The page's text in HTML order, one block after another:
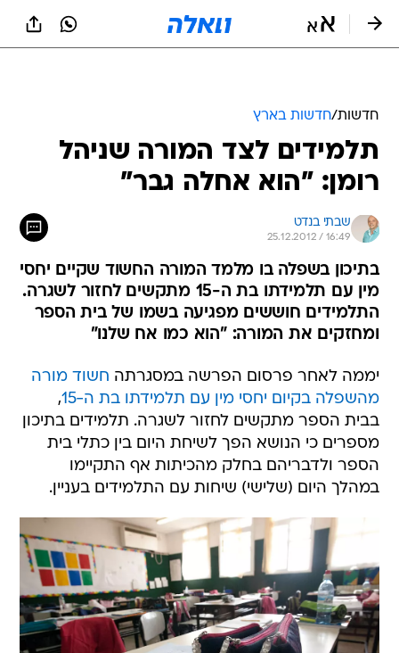
חדשות/חדשות בארץ
תלמידים לצד המורה שניהל
רומן: "הוא אחלה גבר"
שבתי בנדט
25.12.2012 / 16:49
בתיכון בשפלה בו מלמד המורה החשוד שקיים יחסי
מין עם תלמידתו בת ה-15 מתקשים לחזור לשגרה.
התלמידים חוששים מפגיעה בשמו של בית הספר
ומחזקים את המורה: "הוא כמו אח שלנו"
יממה לאחר פרסום הפרשה במסגרתה חשוד מורה
מהשפלה בקיום יחסי מין עם תלמידתו בת ה-15
,
בבית הספר מתקשים לחזור לשגרה. תלמידים בתיכון
מספרים כי הנושא הפך לשיחת היום בין כתלי בית
הספר ולדבריהם בחלק מהכיתות אף התקיימו
במהלך היום (שלישי) שיחות עם התלמידים בעניין.